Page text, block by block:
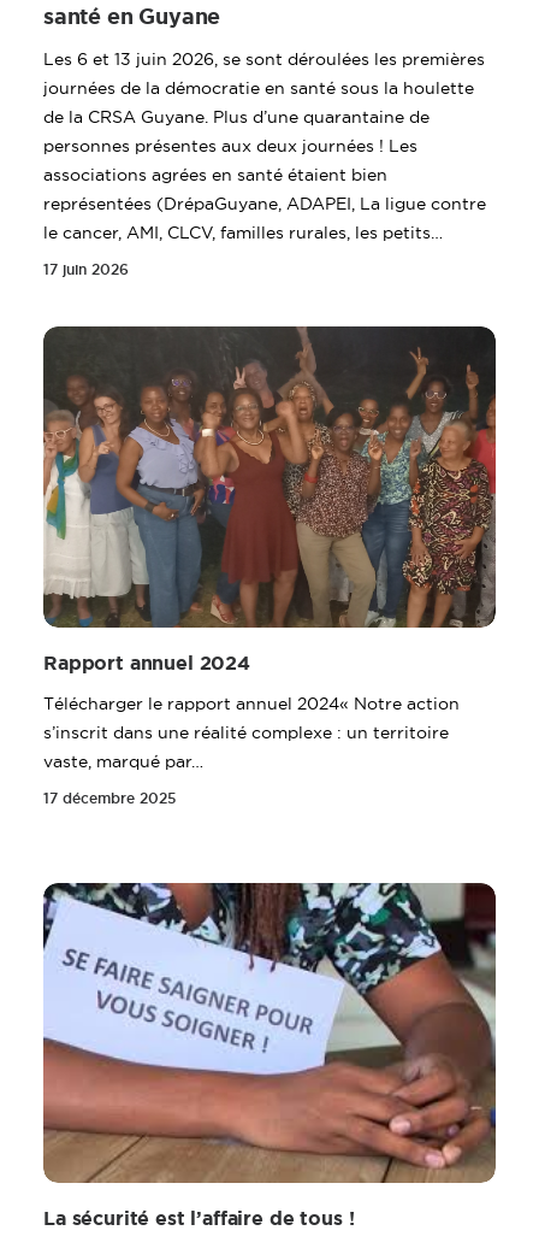
santé en Guyane
Les 6 et 13 juin 2026, se sont déroulées les premières
journées de la démocratie en santé sous la houlette
de la CRSA Guyane. Plus d’une quarantaine de
personnes présentes aux deux journées ! Les
associations agrées en santé étaient bien
représentées (DrépaGuyane, ADAPEI, La ligue contre
le cancer, AMI, CLCV, familles rurales, les petits…
17 juin 2026
Rapport annuel 2024
Télécharger le rapport annuel 2024« Notre action
s’inscrit dans une réalité complexe : un territoire
vaste, marqué par…
17 décembre 2025
La sécurité est l’affaire de tous !